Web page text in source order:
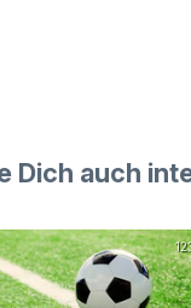
Dich auch